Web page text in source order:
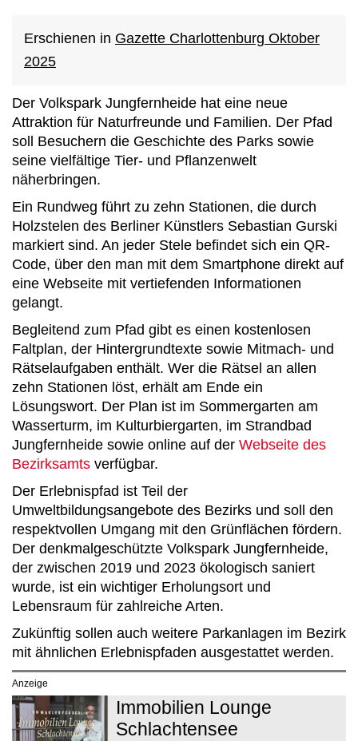
Erschienen in Gazette Charlottenburg Oktober
2025
Der Volkspark Jungfernheide hat eine neue
Attraktion für Naturfreunde und Familien. Der Pfad
soll Besuchern die Geschichte des Parks sowie
seine vielfältige Tier- und Pflanzenwelt
näherbringen.
Ein Rundweg führt zu zehn Stationen, die durch
Holzstelen des Berliner Künstlers Sebastian Gurski
markiert sind. An jeder Stele befindet sich ein QR-
Code, über den man mit dem Smartphone direkt auf
eine Webseite mit vertiefenden Informationen
gelangt.
Begleitend zum Pfad gibt es einen kostenlosen
Faltplan, der Hintergrundtexte sowie Mitmach- und
Rätselaufgaben enthält. Wer die Rätsel an allen
zehn Stationen löst, erhält am Ende ein
Lösungswort. Der Plan ist im Sommergarten am
Wasserturm, im Kulturbiergarten, im Strandbad
Jungfernheide sowie online auf der Webseite des
Bezirksamts verfügbar.
Der Erlebnispfad ist Teil der
Umweltbildungsangebote des Bezirks und soll den
respektvollen Umgang mit den Grünflächen fördern.
Der denkmalgeschützte Volkspark Jungfernheide,
der zwischen 2019 und 2023 ökologisch saniert
wurde, ist ein wichtiger Erholungsort und
Lebensraum für zahlreiche Arten.
Zukünftig sollen auch weitere Parkanlagen im Bezirk
mit ähnlichen Erlebnispfaden ausgestattet werden.
Anzeige
Immobilien Lounge
Schlachtensee